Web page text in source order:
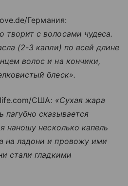
Германия:
с волосами чудеса.
(2-3 капли) по всей длине
волос и на кончики,
блеск».
США: «Сухая жара
сказывается
наношу несколько капель
на ладони и провожу ими
стали гладкими